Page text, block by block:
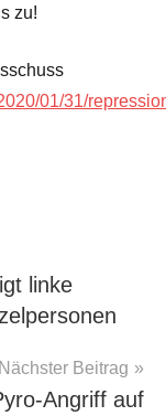
zu!
01/31/
linke
Nächster Beitrag
Angriff auf